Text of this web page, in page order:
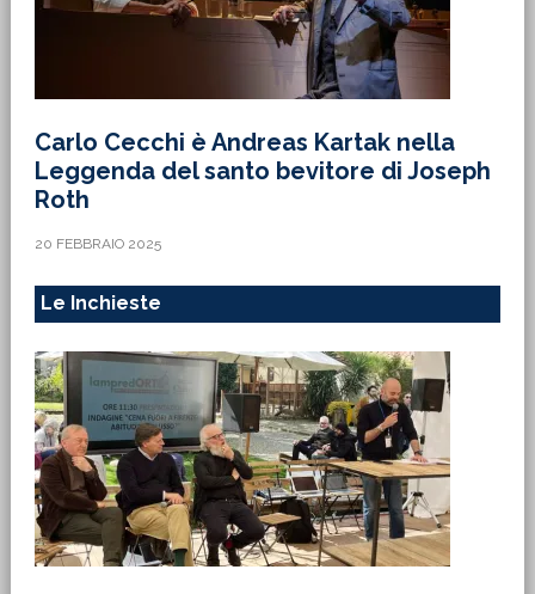
Carlo Cecchi è Andreas Kartak nella
Leggenda del santo bevitore di Joseph
Roth
20 FEBBRAIO 2025
Le Inchieste